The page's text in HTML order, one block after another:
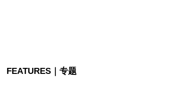
FEATURES｜专题